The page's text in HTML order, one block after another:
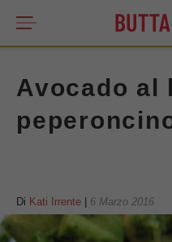
Avocado al
Di Kati Irrente 6 Marzo 2016